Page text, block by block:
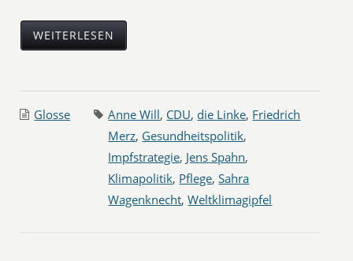
WEITERLESEN
Glosse Anne Will, CDU, die Linke, Friedrich
Merz, Gesundheitspolitik,
Impfstrategie, Jens Spahn,
Klimapolitik, Pflege,Sahra
Wagenknecht,Weltklimagipfel